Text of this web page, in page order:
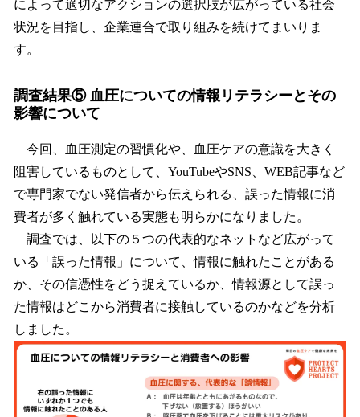
によって適切なアクションの選択肢が広がっている社会
状況を目指し、企業連合で取り組みを続けてまいりま
す。
調査結果⑤ 血圧についての情報リテラシーとその
影響について
今回、血圧測定の習慣化や、血圧ケアの意識を大きく
阻害しているものとして、YouTubeやSNS、WEB記事など
で専門家でない発信者から伝えられる、誤った情報に消
費者が多く触れている実態も明らかになりました。
調査では、以下の５つの代表的なネットなど広がって
いる「誤った情報」について、情報に触れたことがある
か、その信憑性をどう捉えているか、情報源として誤っ
た情報はどこから消費者に接触しているのかなどを分析
しました。